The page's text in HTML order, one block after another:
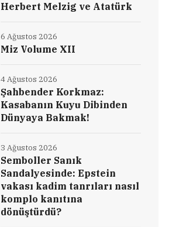
Herbert Melzig ve Atatürk
Miz Volume XII
6 Ağustos 2026
Şahbender Korkmaz:
Kasabanın Kuyu Dibinden
Dünyaya Bakmak!
4 Ağustos 2026
Semboller Sanık
Sandalyesinde: Epstein
vakası kadim tanrıları nasıl
komplo kanıtına
dönüştürdü?
3 Ağustos 2026